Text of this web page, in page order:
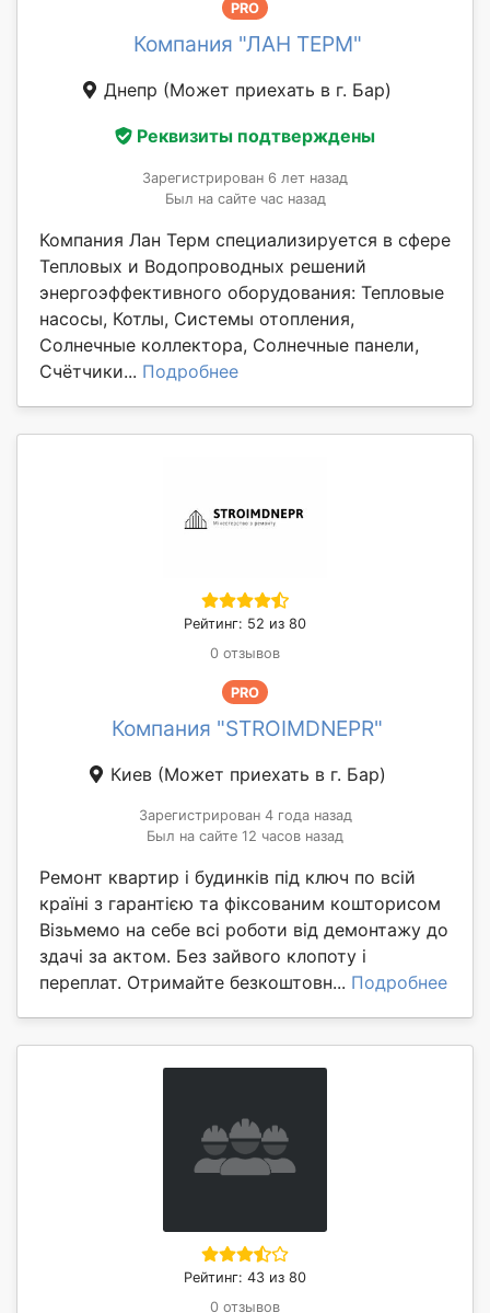
PRO
Компания "ЛАН ТЕРМ"
Днепр (Может приехать в г. Бар)
Реквизиты подтверждены
Зарегистрирован 6 лет назад
Был на сайте час назад
Компания Лан Терм специализируется в сфере
Тепловых и Водопроводных решений
энергоэффективного оборудования: Тепловые
насосы, Котлы, Системы отопления,
Солнечные коллектора, Солнечные панели,
Счётчики... Подробнее
Рейтинг: 52 из 80
0 отзывов
PRO
Компания "STROIMDNEPR"
Киев (Может приехать в г. Бар)
Зарегистрирован 4 года назад
Был на сайте 12 часов назад
Ремонт квартир і будинків під ключ по всій
країні з гарантією та фіксованим кошторисом
Візьмемо на себе всі роботи від демонтажу до
здачі за актом. Без зайвого клопоту і
переплат. Отримайте безкоштовн... Подробнее
Рейтинг: 43 из 80
0 отзывов